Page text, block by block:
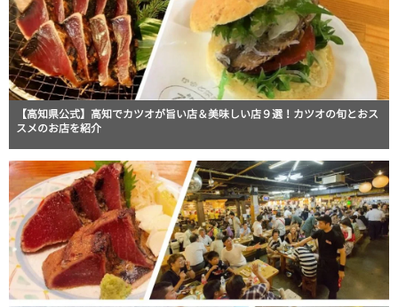
【高知県公式】高知でカツオが旨い店＆美味しい店９選！カツオの旬とおス
スメのお店を紹介